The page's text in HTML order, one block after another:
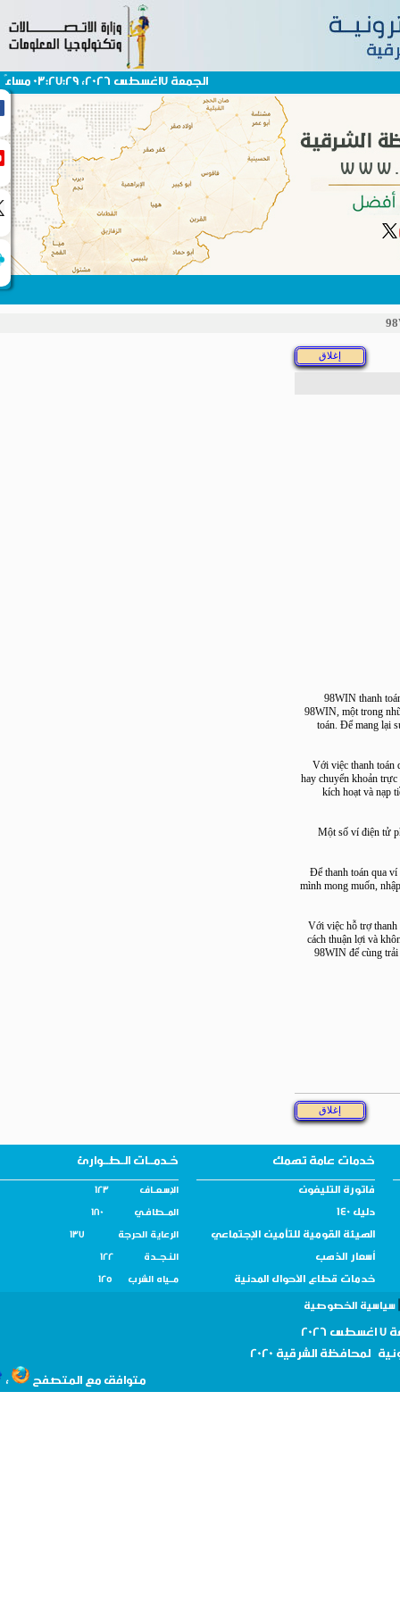
الجمعة 7اغسطس 2026، 03:27:29 مساءً
98WIN
98WIN, một
toán. Để
Với việc thanh
hay chuyển khoản
kích hoạt và
Một số ví điện
Để thanh toán
mình mong muốn,
Với việc hỗ trợ
cách thuận lợi và
98WIN để
خدمات عامة تهمك خـدمــات الـطــوارئ
فاتورة التليفون الإسـعــاف 123
دليل 140 المــطافـي 180
الهيئة القومية للتأمين الإجتماعي الرعاية الحرجة 137
أسعار الذهب النـجــدة 122
خدمات قطاع الأحوال المدنية مــياه الشرب 125
الخصوصية
لمحافظةالشرقية 2020
متوافق مع المتصفح ،